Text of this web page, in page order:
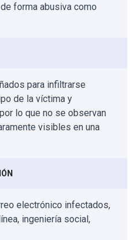
forma abusiva como
para infiltrarse
de la víctima y
lo que no se observan
visibles en una
electrónico infectados,
ingeniería social,